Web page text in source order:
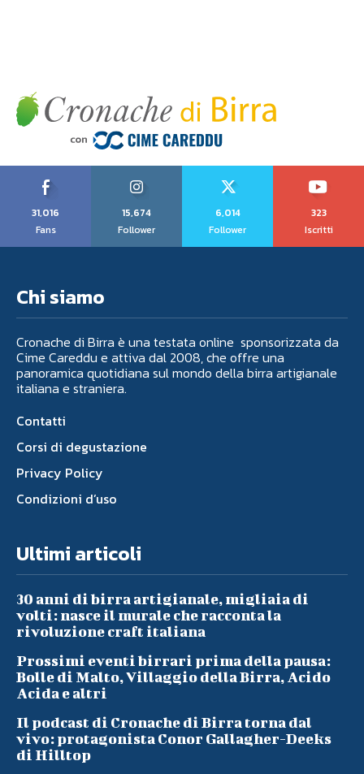
31,016
Fans
15,674
Follower
6,014
Follower
323
Iscritti
Chi siamo
Cronache di Birra è una testata online sponsorizzata da
Cime Careddu e attiva dal 2008, che offre una
panoramica quotidiana sul mondo della birra artigianale
italiana e straniera.
Contatti
Corsi di degustazione
Privacy Policy
Condizioni d’uso
Ultimi articoli
30 anni di birra artigianale, migliaia di
volti: nasce il murale che racconta la
rivoluzione craft italiana
Prossimi eventi birrari prima della pausa:
Bolle di Malto, Villaggio della Birra, Acido
Acida e altri
Il podcast di Cronache di Birra torna dal
vivo: protagonista Conor Gallagher-Deeks
di Hilltop